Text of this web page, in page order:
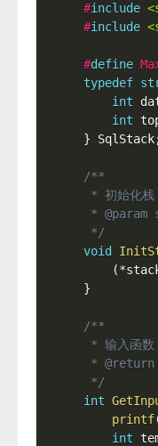
#include
#include
#define
typedef
int
int
} SqlStack
/**
*/
void
(*
}
/**
*/
int
printf
int